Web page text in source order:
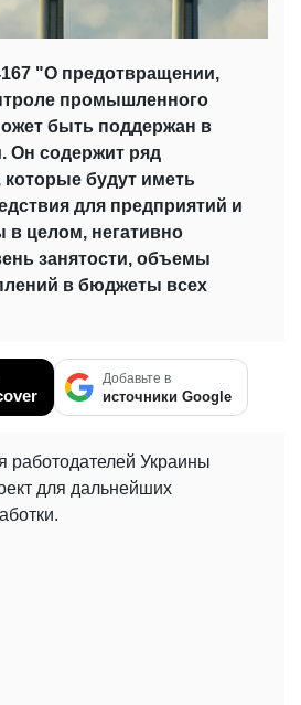
"О предотвращении,
промышленного
быть поддержан в
Он содержит ряд
будут иметь
для предприятий и
в целом, негативно
занятости, объемы
в бюджеты всех
Добавьте в
источники Google
работодателей Украины
для дальнейших